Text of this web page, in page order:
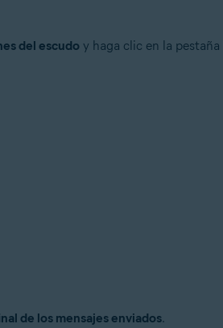
del escudo y haga clic en la pestaña
de los mensajes enviados.